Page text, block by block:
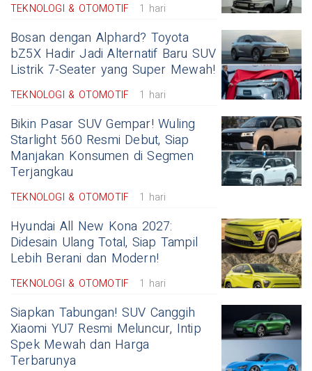
TEKNOLOGI & OTOMOTIF 1 hari
Bosan dengan Alphard? Toyota
bZ5X Hadir Jadi Alternatif Baru SUV
Listrik 7-Seater yang Super Mewah!
TEKNOLOGI & OTOMOTIF 1 hari
Bikin Pasar SUV Gempar! Wuling
Starlight 560 Resmi Debut, Siap
Manjakan Konsumen di Segmen
Terjangkau
TEKNOLOGI & OTOMOTIF 1 hari
Hyundai All New Kona 2027:
Didesain Ulang Total, Siap Tampil
Lebih Berani dan Modern!
TEKNOLOGI & OTOMOTIF 1 hari
Siapkan Tabungan! SUV Canggih
Xiaomi YU7 Resmi Meluncur, Intip
Spek Mewah dan Harga
Terbarunya